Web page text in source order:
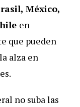
México,
en
que pueden
alza en
no suba las